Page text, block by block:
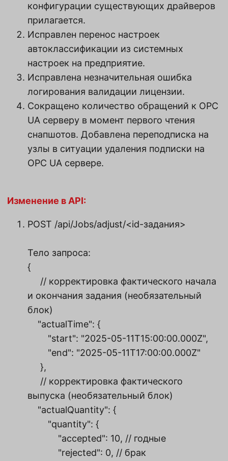
конфигурации существующих драйверов
прилагается.
Исправлен перенос настроек
автоклассификации из системных
настроек на предприятие.
Исправлена незначительная ошибка
логирования валидации лицензии.
Сокращено количество обращений к OPC
UA серверу в момент первого чтения
снапшотов. Добавлена переподписка на
узлы в ситуации удаления подписки на
OPC UA сервере.
Изменение в API:
POST /api/Jobs/adjust/<id-задания>
Тело запроса:
{
// корректировка фактического начала
и окончания задания (необязательный
блок)
"actualTime": {
"start": "2025-05-11T15:00:00.000Z",
"end": "2025-05-11T17:00:00.000Z"
},
// корректировка фактического
выпуска (необязательный блок)
"actualQuantity": {
"quantity": {
"accepted": 10, // годные
"rejected": 0, // брак